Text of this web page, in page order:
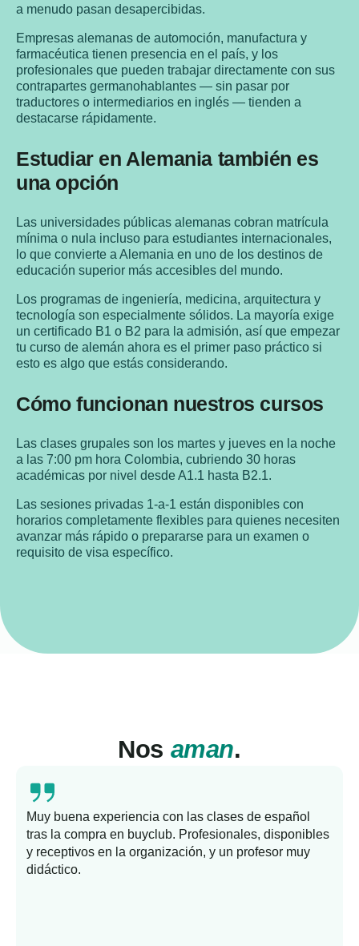
a menudo pasan desapercibidas.
Empresas alemanas de automoción, manufactura y
farmacéutica tienen presencia en el país, y los
profesionales que pueden trabajar directamente con sus
contrapartes germanohablantes — sin pasar por
traductores o intermediarios en inglés — tienden a
destacarse rápidamente.
Estudiar en Alemania también es
una opción
Las universidades públicas alemanas cobran matrícula
mínima o nula incluso para estudiantes internacionales,
lo que convierte a Alemania en uno de los destinos de
educación superior más accesibles del mundo.
Los programas de ingeniería, medicina, arquitectura y
tecnología son especialmente sólidos. La mayoría exige
un certificado B1 o B2 para la admisión, así que empezar
tu curso de alemán ahora es el primer paso práctico si
esto es algo que estás considerando.
Cómo funcionan nuestros cursos
Las clases grupales son los martes y jueves en la noche
a las 7:00 pm hora Colombia, cubriendo 30 horas
académicas por nivel desde A1.1 hasta B2.1.
Las sesiones privadas 1-a-1 están disponibles con
horarios completamente flexibles para quienes necesiten
avanzar más rápido o prepararse para un examen o
requisito de visa específico.
Nos aman.
Muy buena experiencia con las clases de español
tras la compra en buyclub. Profesionales, disponibles
y receptivos en la organización, y un profesor muy
didáctico.